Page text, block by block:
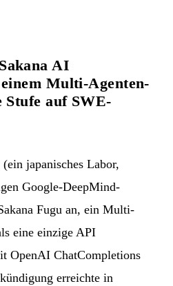
AI
Multi-Agenten-
Stufe auf SWE-
japanisches Labor,
Google-DeepMind-
Fugu an, ein Multi-
eine einzige API
OpenAI ChatCompletions
erreichte in